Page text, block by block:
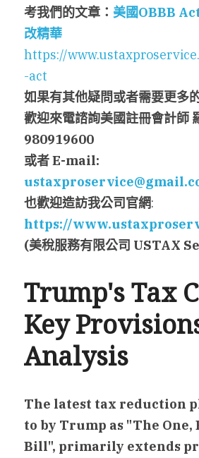
考我們的文章： 美國OBBB
改精華
https://
-act
如果有其他疑問或者需要更多
歡迎來電諮詢美國註冊會計師
980919600
或者
也歡迎造訪我公司官網
https://
(美稅服務有限公司 USTAX
Trump's Tax
Key
Analysis
The latest tax reduction
to by Trump as "The
Bill", primarily extends